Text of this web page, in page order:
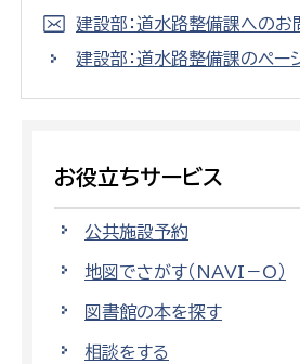
建設部：道水路整備課へのお
建設部：道水路整備課のペー
お役立ちサービス
公共施設予約
地図でさがす（NAVI－O）
図書館の本を探す
相談をする